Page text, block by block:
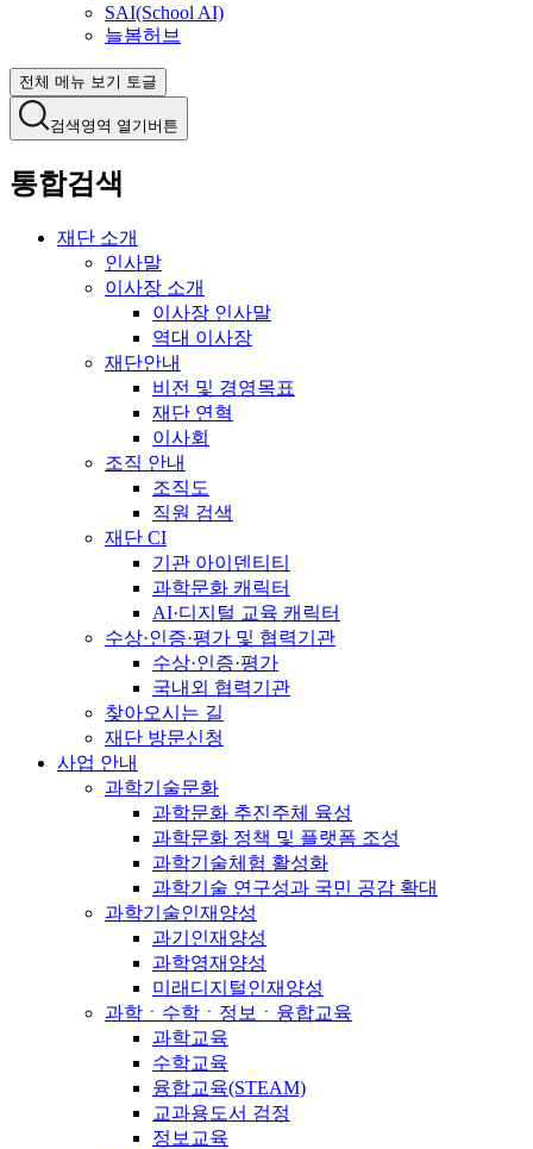
SAI(School AI)
늘봄허브
전체 메뉴 보기 토글
검색영역 열기버튼
통합검색
재단 소개
인사말
이사장 소개
이사장 인사말
역대 이사장
재단안내
비전 및 경영목표
재단 연혁
이사회
조직 안내
조직도
직원 검색
재단 CI
기관 아이덴티티
과학문화 캐릭터
AI·디지털 교육 캐릭터
수상·인증·평가 및 협력기관
수상·인증·평가
국내외 협력기관
찾아오시는 길
재단 방문신청
사업 안내
과학기술문화
과학문화 추진주체 육성
과학문화 정책 및 플랫폼 조성
과학기술체험 활성화
과학기술 연구성과 국민 공감 확대
과학기술인재양성
과기인재양성
과학영재양성
미래디지털인재양성
과학ㆍ수학ㆍ정보ㆍ융합교육
과학교육
수학교육
융합교육(STEAM)
교과용도서 검정
정보교육